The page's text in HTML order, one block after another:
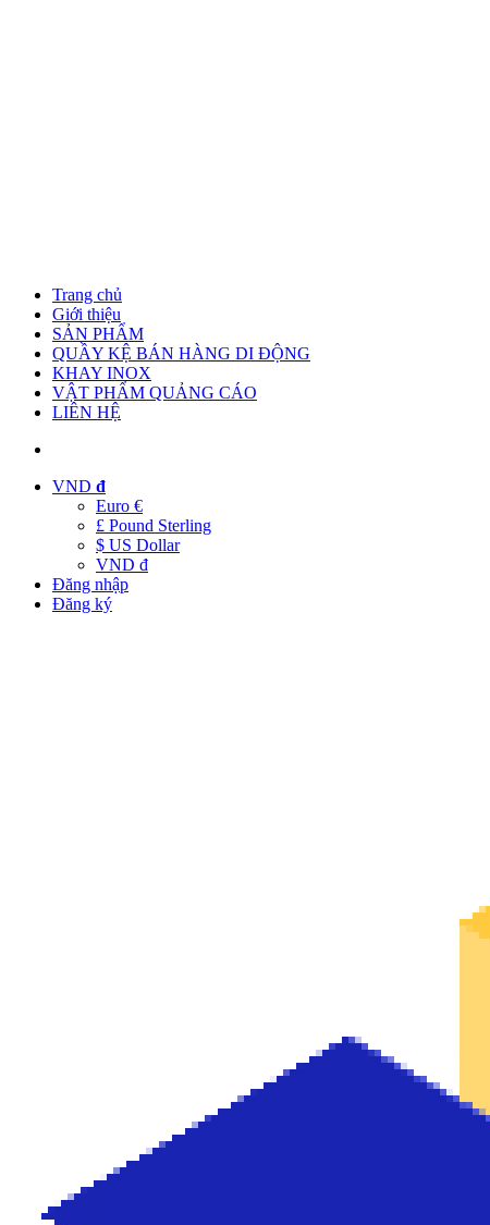
Trang chủ
Giới thiệu
SẢN PHẨM
QUẦY KỆ BÁN HÀNG DI ĐỘNG
KHAY INOX
VẬT PHẨM QUẢNG CÁO
LIÊN HỆ
VND đ
Euro €
£ Pound Sterling
$ US Dollar
VND đ
Đăng nhập
Đăng ký